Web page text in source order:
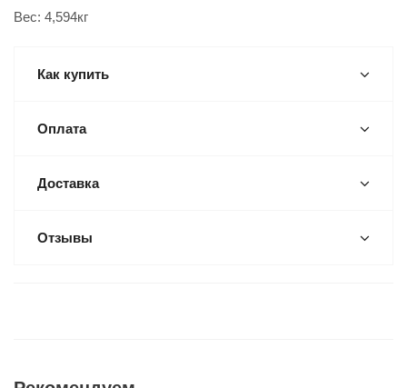
Вес: 4,594кг
Как купить
Оплата
Доставка
Отзывы